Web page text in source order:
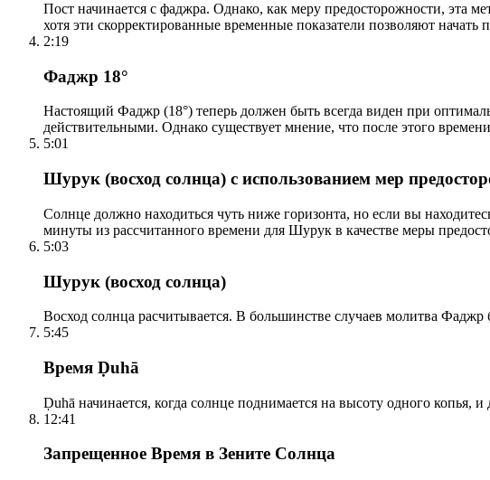
Пост начинается с фаджра. Однако, как меру предосторожности, эта
хотя эти скорректированные временные показатели позволяют
2:19
Фаджр 18°
Настоящий Фаджр (18°) теперь должен быть всегда виден при
действительными. Однако существует мнение, что после этого
5:01
Шурук (восход солнца) с использованием мер
Солнце должно находиться чуть ниже горизонта, но если вы
минуты из рассчитанного времени для Шурук в качестве меры
5:03
Шурук (восход солнца)
Восход солнца расчитывается. В большинстве случаев молитва
5:45
Время Ḍuhā
Ḍuhā начинается, когда солнце поднимается на высоту одного копья,
12:41
Запрещенное Время в Зените Солнца